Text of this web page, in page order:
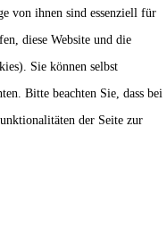
von ihnen sind essenziell für
diese Website und die
Sie können selbst
Bitte beachten Sie, dass bei
der Seite zur